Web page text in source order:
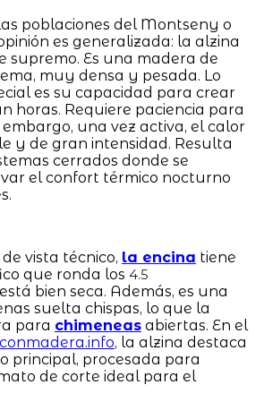
poblaciones del Montseny o
es generalizada: la alzina
supremo. Es una madera de
muy densa y pesada. Lo
es su capacidad para crear
horas. Requiere paciencia para
embargo, una vez activa, el calor
y de gran intensidad. Resulta
cerrados donde se
el confort térmico nocturno
vista técnico, la encina tiene
que ronda los 4.5
bien seca. Además, es una
suelta chispas, lo que la
para chimeneasabiertas. En el
, la alzina destaca
principal, procesada para
de corte ideal para el